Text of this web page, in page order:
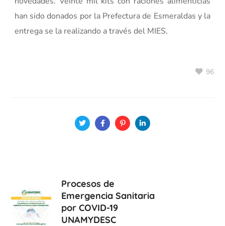
han sido donados por la Prefectura de Esmeraldas y la
entrega se la realizando a través del MIES.
96
Procesos de
Emergencia Sanitaria
por COVID-19
UNAMYDESC